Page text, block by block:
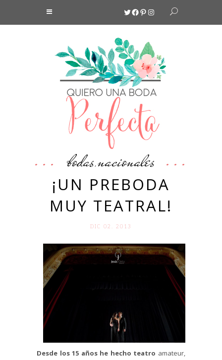
Twitter
Facebook
Pinterest
Instagram
bodas,nacionales
¡UN PREBODA
MUY TEATRAL!
DIC 02. 2013
Desde los 15 años he hecho teatro amateur,